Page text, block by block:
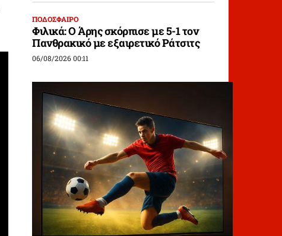
ΠΟΔΟΣΦΑΙΡΟ
Φιλικά: Ο Άρης σκόρπισε με 5-1 τον
Πανθρακικό με εξαιρετικό Ράτσιτς
06/08/2026 00:11